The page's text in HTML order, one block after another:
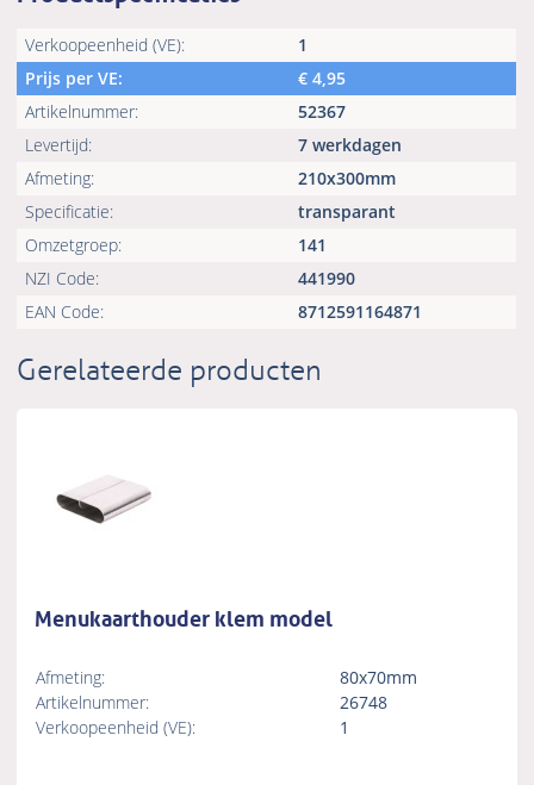
Verkoopeenheid (VE):
1
Prijs per VE:
€4,95
Artikelnummer:
52367
Levertijd:
7 werkdagen
Afmeting:
210x300mm
Specificatie:
transparant
Omzetgroep:
141
NZI Code:
441990
EAN Code:
8712591164871
Gerelateerde producten
Menukaarthouder klem model
Afmeting:
80x70mm
Artikelnummer:
26748
Verkoopeenheid (VE):
1